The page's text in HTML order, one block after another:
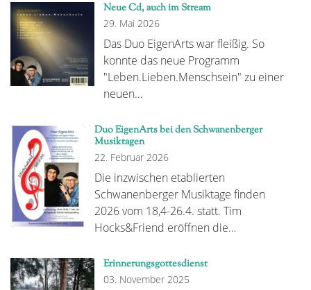
Neue Cd, auch im Stream
29. Mai 2026
Das Duo EigenArts war fleißig. So
konnte das neue Programm
"Leben.Lieben.Menschsein" zu einer
neuen…
Duo EigenArts bei den Schwanenberger
Musiktagen
22. Februar 2026
Die inzwischen etablierten
Schwanenberger Musiktage finden
2026 vom 18,4-26.4. statt. Tim
Hocks&Friend eröffnen die…
Erinnerungsgottesdienst
03. November 2025